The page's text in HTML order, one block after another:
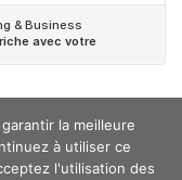
la meilleure
à utiliser ce
l'utilisation des